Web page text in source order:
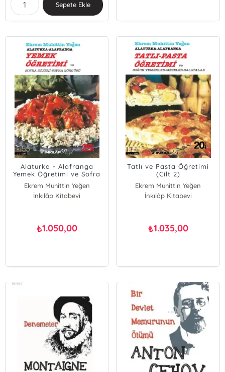
Sepete Ekle
Alaturka - Alafranga
Yemek Öğretimi ve Sofra
Düzeni - Sofra Görgüsü - 1
Ekrem Muhittin Yeğen
İnkılâp Kitabevi
₺1.050,00
Tatlı ve Pasta Öğretimi
(Cilt 2)
Ekrem Muhittin Yeğen
İnkılâp Kitabevi
₺1.035,00